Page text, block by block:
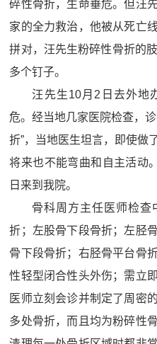
碎性骨折，生命垂危。但汪
家的全力救治，他被从死亡
拼对，汪先生粉碎性骨折的
多个钉子。
汪先生10月2日去外地
危。经当地几家医院检查，
折”，当地医生坦言，即使做
将来也不能弯曲和自主活动
日来到我院。
骨科周方主任医师检查
折；左股骨下段骨折；左胫
骨下段骨折；右胫骨平台骨
性轻型闭合性头外伤；需立
医师立刻会诊并制定了周密
多处骨折，而且均为粉碎性